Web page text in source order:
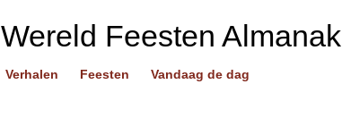
Wereld Feesten Almanak
Verhalen Feesten Vandaag de dag